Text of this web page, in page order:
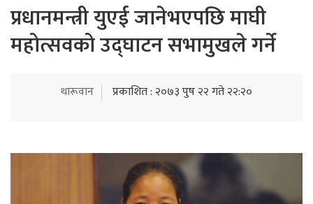
प्रधानमन्त्री युएई जानेभएपछि माघी
महोत्सवको उद्‍घाटन सभामुखले गर्ने
थारूवान प्रकाशित : २०७३ पुष २२ गते २२:२०